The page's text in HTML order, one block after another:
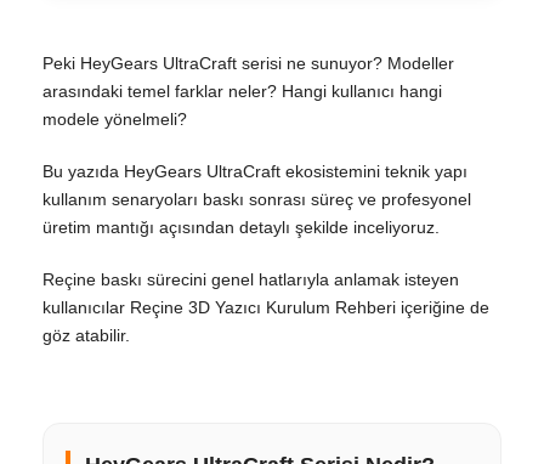
Peki HeyGears UltraCraft serisi ne sunuyor? Modeller
arasındaki temel farklar neler? Hangi kullanıcı hangi
modele yönelmeli?
Bu yazıda HeyGears UltraCraft ekosistemini teknik yapı
kullanım senaryoları baskı sonrası süreç ve profesyonel
üretim mantığı açısından detaylı şekilde inceliyoruz.
Reçine baskı sürecini genel hatlarıyla anlamak isteyen
kullanıcılar Reçine 3D Yazıcı Kurulum Rehberi içeriğine de
göz atabilir.